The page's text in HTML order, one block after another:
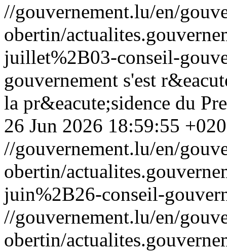
//gouvernement.lu/en/
obertin/
juillet%2B03-conseil-
gouvernement s'est
la pr&eacute;sidence du
26 Jun 2026 18:59:55
//gouvernement.lu/en/
obertin/
juin%2B26-conseil-
//gouvernement.lu/en/
obertin/